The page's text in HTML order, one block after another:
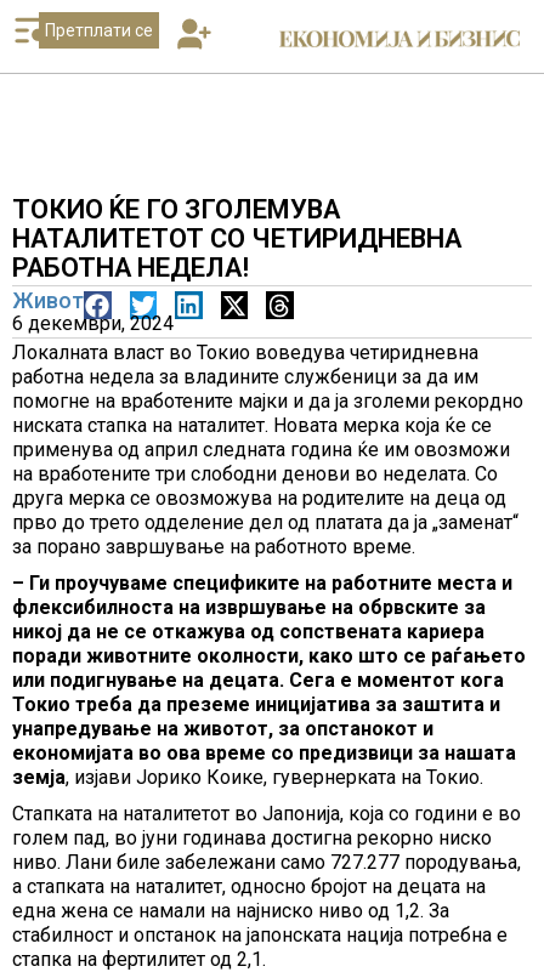
Претплати се
ТОКИО ЌЕ ГО ЗГОЛЕМУВА
НАТАЛИТЕТОТ СО ЧЕТИРИДНЕВНА
РАБОТНА НЕДЕЛА!
Живот
6 декември, 2024
Локалната власт во Токио воведува четиридневна
работна недела за владините службеници за да им
помогне на вработените мајки и да ја зголеми рекордно
ниската стапка на наталитет. Новата мерка која ќе се
применува од април следната година ќе им овозможи
на вработените три слободни денови во неделата. Со
друга мерка се овозможува на родителите на деца од
прво до трето одделение дел од платата да ја „заменат“
за порано завршување на работното време.
– Ги проучуваме спецификите на работните места и
флексибилноста на извршување на обрвските за
никој да не се откажува од сопствената кариера
поради животните околности, како што се раѓањето
или подигнување на децата. Сега е моментот кога
Токио треба да преземе иницијатива за заштита и
унапредување на животот, за опстанокот и
економијата во ова време со предизвици за нашата
земја, изјави Јорико Коике, гувернерката на Токио.
Стапката на наталитетот во Јапонија, која со години е во
голем пад, во јуни годинава достигна рекорно ниско
ниво. Лани биле забележани само 727.277 породувања,
а стапката на наталитет, односно бројот на децата на
една жена се намали на најниско ниво од 1,2. За
стабилност и опстанок на јапонската нација потребна е
стапка на фертилитет од 2,1.